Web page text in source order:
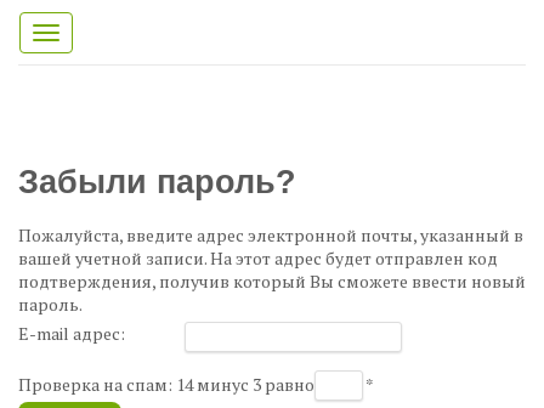
Toggle
navigation
Забыли пароль?
Пожалуйста, введите адрес электронной почты, указанный в
вашей учетной записи. На этот адрес будет отправлен код
подтверждения, получив который Вы сможете ввести новый
пароль.
E-mail адрес:
Проверка на спам: 14 минус 3 равно *